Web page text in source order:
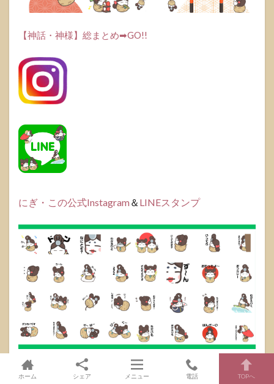
【神話・神様】総まとめ➡GO!!
にぎ・この公式Instagram ＆ LINEスタンプ
ちび神さまとは！？【にぎこの】プロフィール紹介！！
ホーム シェア メニュー 電話 TOPへ